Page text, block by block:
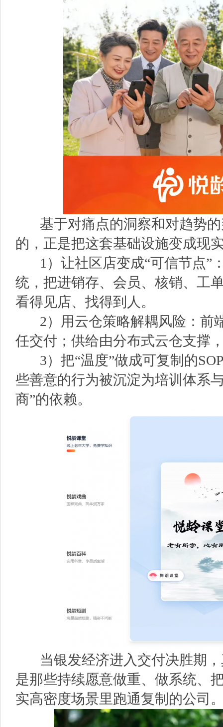
基于对痛点的洞察和对趋势的
的，正是把这套基础设施变成现
1）让社区店变成“可信节点”：
统，把进销存、会员、核销、工
看得见店、找得到人。
2）用云仓策略解耦风险：前
任交付；供给由分布式云仓支撑
3）把“温度”做成可复制的
些善意的行为被沉淀为培训体系
商”的依赖。
当银发经济进入交付决胜期，
是那些持续愿意做重、做系统、
实高密度场景里跑通复制的公司